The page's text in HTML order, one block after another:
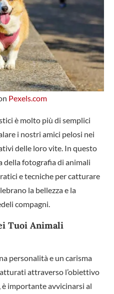
Pexels.com
è molto più di semplici
i nostri amici pelosi nei
delle loro vite. In questo
della fotografia di animali
e tecniche per catturare
la bellezza e la
compagni.
Tuoi Animali
personalità e un carisma
attraverso l’obiettivo
importante avvicinarsi al